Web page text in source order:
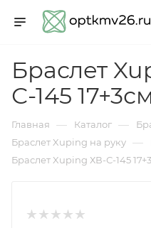
Браслет
С-145 17+3см
Главная — Каталог —
Браслет Xuping на руку —
Браслет Xuping ХВ-С-145